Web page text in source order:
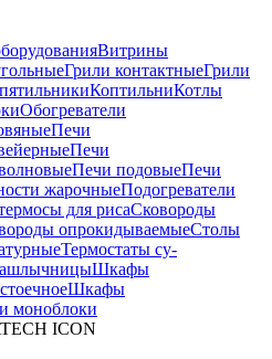
Витрины
Грили контактныеГрили
КоптильниКотлы
Обогреватели
Печи
Печи
Печи подовыеПечи
жарочныеПодогреватели
для рисаСковороды
опрокидываемыеСтолы
Термостаты су-
Шкафы
Шкафы
моноблоки
ICON